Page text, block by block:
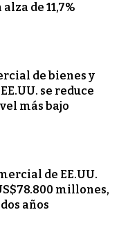
de 11,7%
de bienes y
se reduce
más bajo
de EE.UU.
millones,
años